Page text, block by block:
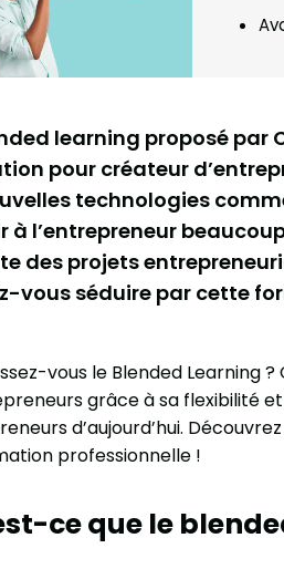
learning proposé par
pour créateur
technologies
à l’entrepreneur
des projets
vous séduire par cette
vous le Blended Learning
grâce à sa flexibilité
d’aujourd’hui.
professionnelle !
ce que le